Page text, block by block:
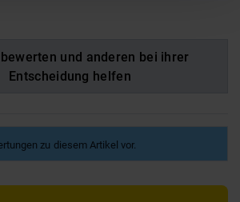
und anderen bei ihrer
Entscheidung helfen
zu diesem Artikel vor.